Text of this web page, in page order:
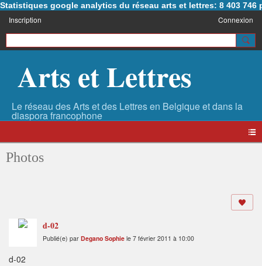
Statistiques google analytics du réseau arts et lettres: 8 403 746
Inscription Connexion
Arts et Lettres
Photos
d-02
Publié(e) par Degano Sophie le 7 février 2011 à 10:00
d-02